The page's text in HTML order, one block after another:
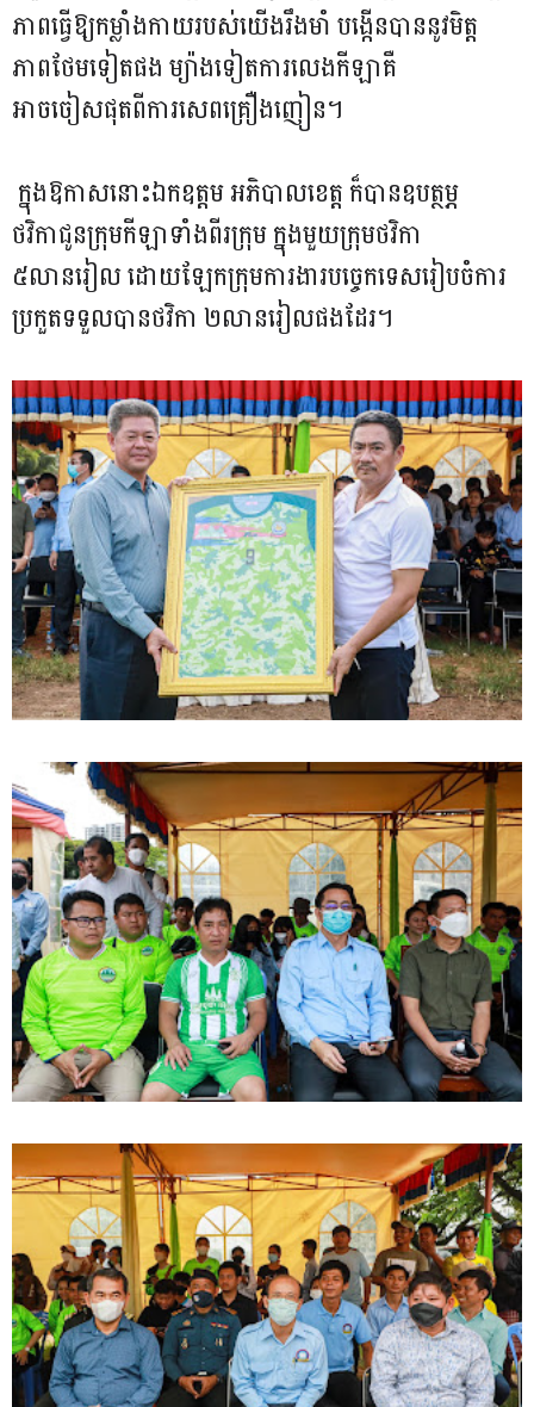
ភាពធ្វើឱ្យកម្លាំងកាយរបស់យើងរឹងមាំ បង្កើនបាននូវមិត្ត
ភាពថែមទៀតផង ម្យ៉ាងទៀតការលេងកីឡាគឺ
អាចចៀសផុតពីការសេពគ្រឿងញៀន។
ក្នុងឱកាសនោះឯកឧត្តម អភិបាលខេត្ត ក៏បានឧបត្ថម្ភ
ថវិកាជូនក្រុមកីឡាទាំងពីរក្រុម ក្នុងមួយក្រុមថវិកា
៥លានរៀល ដោយឡែកក្រុមការងារបច្ចេកទេសរៀបចំការ
ប្រកួតទទួលបានថវិកា ២លានរៀលផងដែរ។